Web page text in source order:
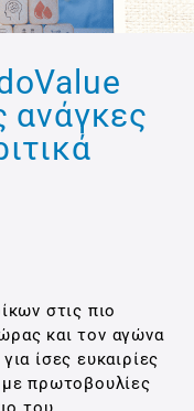
ανάγκες
στις πιο
και τον αγώνα
ίσες ευκαιρίες
πρωτοβουλίες